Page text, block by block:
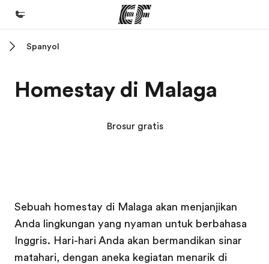
Daftar program
Cerita kami
Karir
Bergabung dengan tim kami
Spanyol
Homestay di Malaga
Brosur gratis
Sebuah homestay di Malaga akan menjanjikan
Anda lingkungan yang nyaman untuk berbahasa
Inggris. Hari-hari Anda akan bermandikan sinar
matahari, dengan aneka kegiatan menarik di